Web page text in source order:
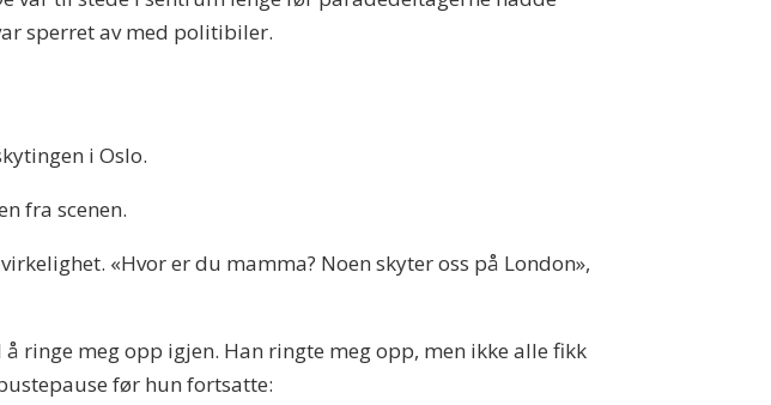
sperret av med politibiler.
i Oslo.
fra scenen.
«Hvor er du mamma? Noen skyter oss på London»,
ringe meg opp igjen. Han ringte meg opp, men ikke alle fikk
før hun fortsatte: